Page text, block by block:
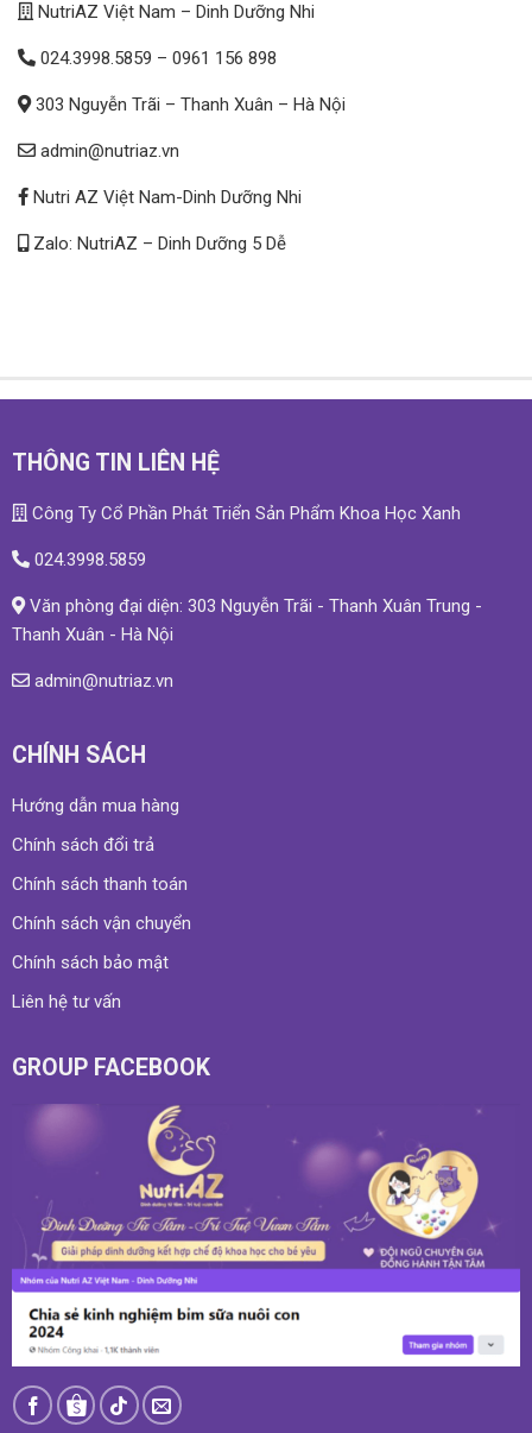
NutriAZ Việt Nam – Dinh Dưỡng Nhi
024.3998.5859 – 0961 156 898
303 Nguyễn Trãi – Thanh Xuân – Hà Nội
admin@nutriaz.vn
Nutri AZ Việt Nam-Dinh Dưỡng Nhi
Zalo: NutriAZ – Dinh Dưỡng 5 Dễ
THÔNG TIN LIÊN HỆ
Công Ty Cổ Phần Phát Triển Sản Phẩm Khoa Học Xanh
024.3998.5859
Văn phòng đại diện: 303 Nguyễn Trãi - Thanh Xuân Trung -
Thanh Xuân - Hà Nội
admin@nutriaz.vn
CHÍNH SÁCH
Hướng dẫn mua hàng
Chính sách đổi trả
Chính sách thanh toán
Chính sách vận chuyển
Chính sách bảo mật
Liên hệ tư vấn
GROUP FACEBOOK